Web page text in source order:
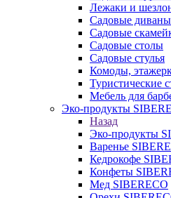
Лежаки и
Садовые диваны
Садовые
Садовые столы
Садовые стулья
Комоды,
Туристические
Мебель для
Эко-продукты
Назад
Эко-продукты
Варенье
Кедрокофе
Конфеты
Мед SIBERECO